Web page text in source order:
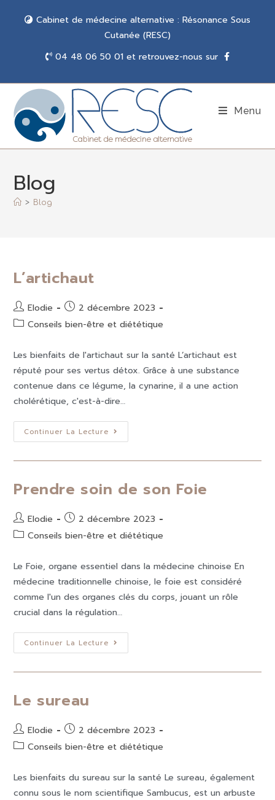
Cabinet de médecine alternative : Résonance Sous
Cutanée (RESC)
04 48 06 50 01 et retrouvez-nous sur
Menu
Blog
> Blog
L’artichaut
Elodie
2 décembre 2023
Conseils bien-être et diététique
Les bienfaits de l'artichaut sur la santé L’artichaut est
réputé pour ses vertus détox. Grâce à une substance
contenue dans ce légume, la cynarine, il a une action
cholérétique, c'est-à-dire…
Continuer La Lecture
Prendre soin de son Foie
Elodie
2 décembre 2023
Conseils bien-être et diététique
Le Foie, organe essentiel dans la médecine chinoise En
médecine traditionnelle chinoise, le foie est considéré
comme l'un des organes clés du corps, jouant un rôle
crucial dans la régulation…
Continuer La Lecture
Le sureau
Elodie
2 décembre 2023
Conseils bien-être et diététique
Les bienfaits du sureau sur la santé Le sureau, également
connu sous le nom scientifique Sambucus, est un arbuste